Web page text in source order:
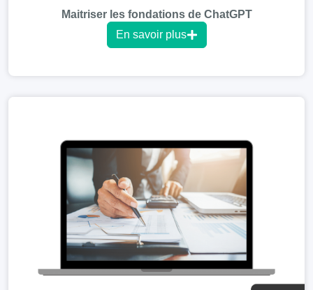
Maitriser les fondations de ChatGPT
En savoir plus